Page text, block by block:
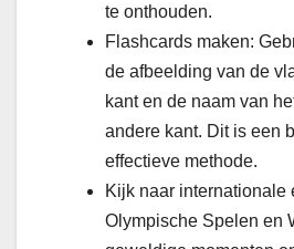
te onthouden.
Flashcards maken:
de afbeelding van de
kant en de naam van
andere kant. Dit is een
effectieve methode.
Kijk naar internationale
Olympische Spelen en